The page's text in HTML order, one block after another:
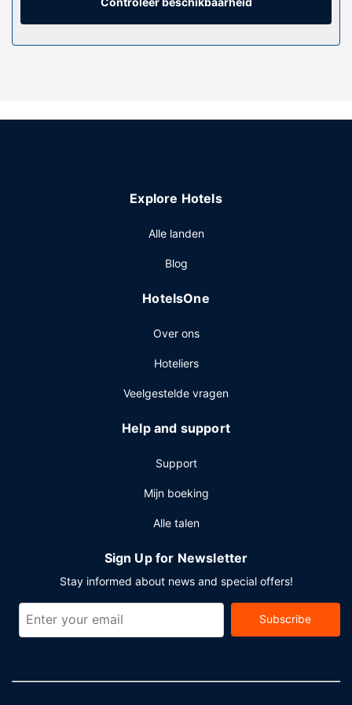
Algemene voorziening
uitzicht kunt genieten, maar profiteer ook van gratis wifi en
Explore Hotels
Alle landen
Blog
HotelsOne
Over ons
Hoteliers
Veelgestelde vragen
Help and support
Support
Mijn boeking
Alle talen
Sign Up for Newsletter
Stay informed about news and special offers!
Subscribe